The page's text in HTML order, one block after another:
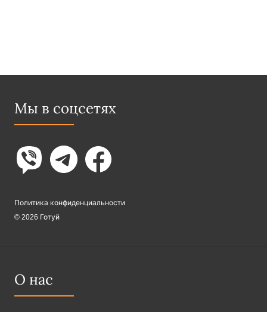
Мы в соцсетях
Политика конфиденциальности
© 2026 Готуй
О нас